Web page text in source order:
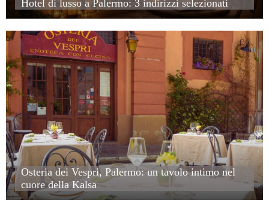
Hotel di lusso a Palermo: 3 indirizzi selezionati
Osteria dei Vespri, Palermo: un tavolo intimo nel cuore della
Osteria dei Vespri, Palermo: un tavolo intimo nel cuore della
Osteria dei Vespri, Palermo: un tavolo intimo nel
cuore della Kalsa